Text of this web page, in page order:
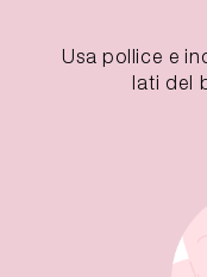
Usa pollice e
lati del